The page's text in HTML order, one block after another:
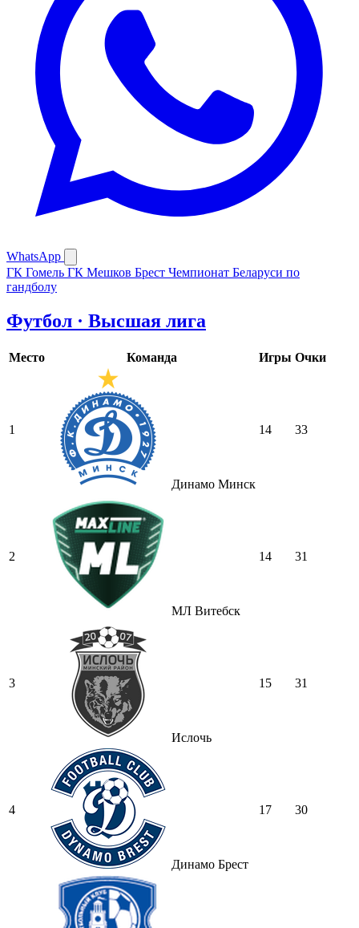
WhatsApp
ГК Гомель ГК Мешков Брест Чемпионат Беларуси по
гандболу
Футбол · Высшая лига
Место Команда Игры Очки
1
Динамо Минск
14 33
2
МЛ Витебск
14 31
3
Ислочь
15 31
4
Динамо Брест
17 30